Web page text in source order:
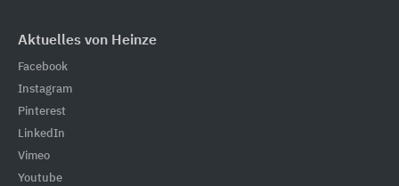
Aktuelles von Heinze
Facebook
Instagram
Pinterest
LinkedIn
Vimeo
Youtube